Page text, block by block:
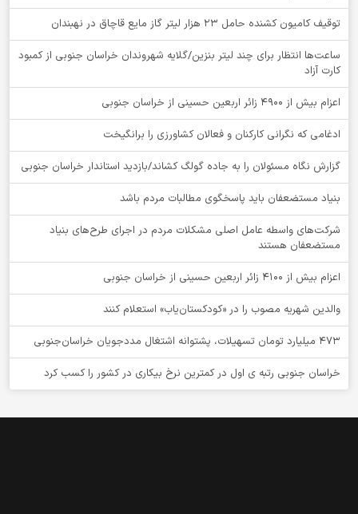
توقيف کامیون کشنده حامل 23 هزار لیتر گاز مایع قاچاق در نهبندان
ساعت‌ها انتظار برای چند لیتر بنزین/گلایه شهروندان خراسان جنوبی از کمبود
کارت آزاد
اعزام بیش از 4900 زائر اربعین حسینی از خراسان جنوبی
ادغامی که نگرانی کارکنان و فعالان کشاورزی را برانگیخت
گزارش نگاه مسئولان را به جاده گولگ کشاند/بازدید استاندار خراسان جنوبی
بنیاد مستضعفان باید پاسخگوی مطالبات مردم باشد
شرکت‌های واسطه عامل اصلی مشکلات مردم در اجرای طرح‌های بنیاد
مستضعفان هستند
اعزام بیش از 4100 زائر اربعین حسینی از خراسان جنوبی
والدین شهریه مصوب را در «کودکستان‌یاب» استعلام کنند
۴۷۳ میلیارد تومان تسهیلات، پشتوانه اشتغال مددجویان خراسان‌جنوبی
خراسان جنوبی رتبه ی اول در کمترین نرخ بیکاری در کشور را کسب کرد